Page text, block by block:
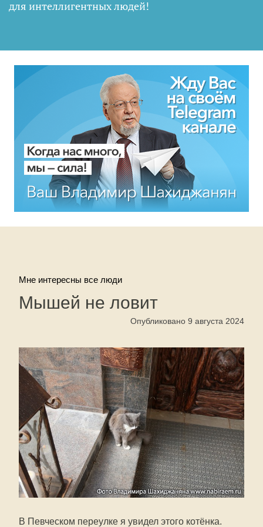
для интеллигентных людей!
Мне интересны все люди
Мышей не ловит
Опубликовано 9 августа 2024
В Певческом переулке я увидел этого котёнка.